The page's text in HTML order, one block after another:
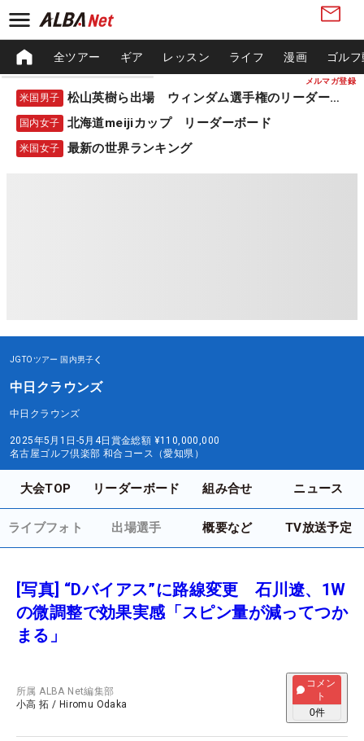
メルマガ登録
全ツアー ギア レッスン ライフ 漫画 ゴル
米国男子 松山英樹ら出場 ウィンダム選手権のリーダーボード
国内女子 北海道meijiカップ リーダーボード
米国女子 最新の世界ランキング
JGTOツアー 国内男子
中日クラウンズ
中日クラウンズ
2025年5月1日-5月4日 賞金総額 ¥110,000,000
名古屋ゴルフ倶楽部 和合コース（愛知県）
大会TOP リーダーボード 組み合せ ニュース
ライブフォト 出場選手 概要など TV放送予定
[写真] “Dバイアス”に路線変更 石川遼、1W
の微調整で効果実感「スピン量が減ってつか
まる」
所属ALBA Net編集部
小高 拓 / Hiromu Odaka
コメン
ト
0件